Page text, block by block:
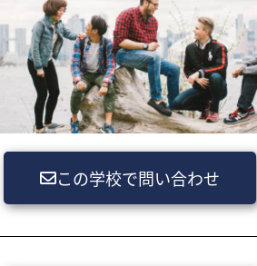
この学校で問い合わせ